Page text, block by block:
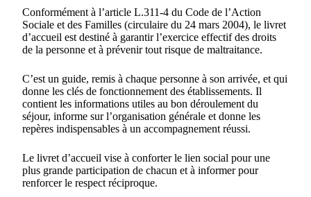
Conformément à l’article L.311-4 du Code de l’Action
Sociale et des Familles (circulaire du 24 mars 2004), le livret
d’accueil est destiné à garantir l’exercice effectif des droits
de la personne et à prévenir tout risque de maltraitance.
C’est un guide, remis à chaque personne à son arrivée, et qui
donne les clés de fonctionnement des établissements. Il
contient les informations utiles au bon déroulement du
séjour, informe sur l’organisation générale et donne les
repères indispensables à un accompagnement réussi.
Le livret d’accueil vise à conforter le lien social pour une
plus grande participation de chacun et à informer pour
renforcer le respect réciproque.